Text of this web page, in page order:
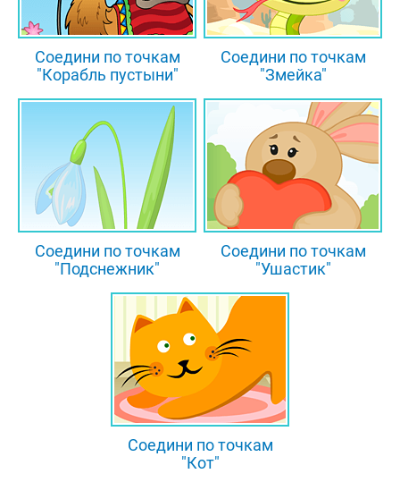
Соедини по точкам
"Корабль пустыни"
Соедини по точкам
"Змейка"
Соедини по точкам
"Подснежник"
Соедини по точкам
"Ушастик"
Соедини по точкам
"Кот"